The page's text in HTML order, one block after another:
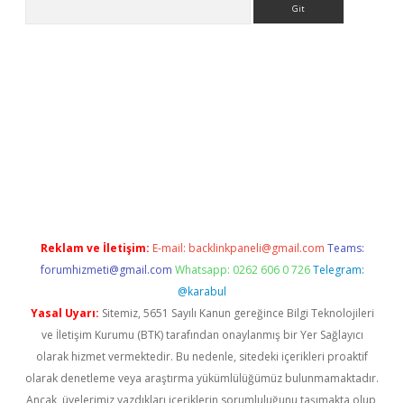
Reklam ve İletişim: E-mail: backlinkpaneli@gmail.com Teams:
forumhizmeti@gmail.com Whatsapp: 0262 606 0 726 Telegram:
@karabul
Yasal Uyarı: Sitemiz, 5651 Sayılı Kanun gereğince Bilgi Teknolojileri
ve İletişim Kurumu (BTK) tarafından onaylanmış bir Yer Sağlayıcı
olarak hizmet vermektedir. Bu nedenle, sitedeki içerikleri proaktif
olarak denetleme veya araştırma yükümlülüğümüz bulunmamaktadır.
Ancak, üyelerimiz yazdıkları içeriklerin sorumluluğunu taşımakta olup,